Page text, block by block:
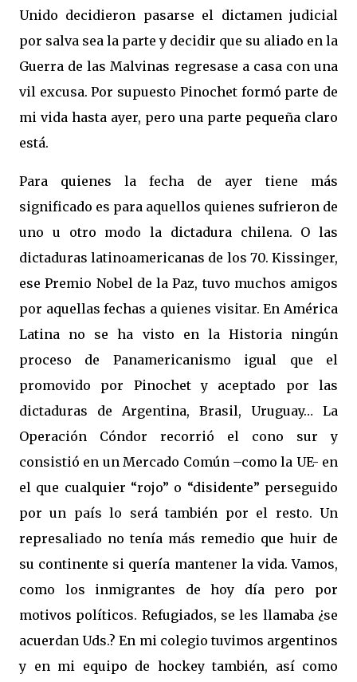
Unido decidieron pasarse el dictamen judicial
por salva sea la parte y decidir que su aliado en la
Guerra de las Malvinas regresase a casa con una
vil excusa. Por supuesto Pinochet formó parte de
mi vida hasta ayer, pero una parte pequeña claro
está.
Para quienes la fecha de ayer tiene más
significado es para aquellos quienes sufrieron de
uno u otro modo la dictadura chilena. O las
dictaduras latinoamericanas de los 70. Kissinger,
ese Premio Nobel de la Paz, tuvo muchos amigos
por aquellas fechas a quienes visitar. En América
Latina no se ha visto en la Historia ningún
proceso de Panamericanismo igual que el
promovido por Pinochet y aceptado por las
dictaduras de Argentina, Brasil, Uruguay… La
Operación Cóndor recorrió el cono sur y
consistió en un Mercado Común –como la UE- en
el que cualquier “rojo” o “disidente” perseguido
por un país lo será también por el resto. Un
represaliado no tenía más remedio que huir de
su continente si quería mantener la vida. Vamos,
como los inmigrantes de hoy día pero por
motivos políticos. Refugiados, se les llamaba ¿se
acuerdan Uds.? En mi colegio tuvimos argentinos
y en mi equipo de hockey también, así como